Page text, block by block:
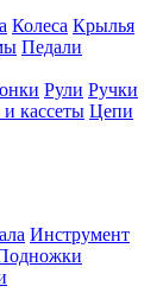
Колеса Крылья
Педали
Рули Ручки
кассеты Цепи
Инструмент